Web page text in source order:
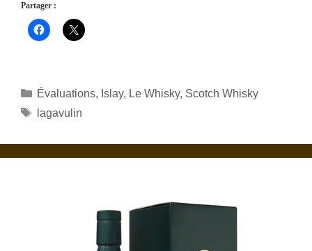
Partager :
Catégories
Évaluations, Islay, Le Whisky, Scotch Whisky
Étiquettes
lagavulin